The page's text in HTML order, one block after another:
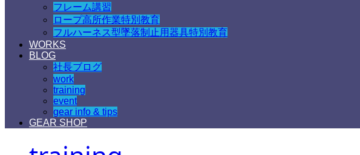
フレーム講習
ロープ高所作業特別教育
フルハーネス型墜落制止用器具特別教育
WORKS
BLOG
社長ブログ
work
training
event
gear info & tips
GEAR SHOP